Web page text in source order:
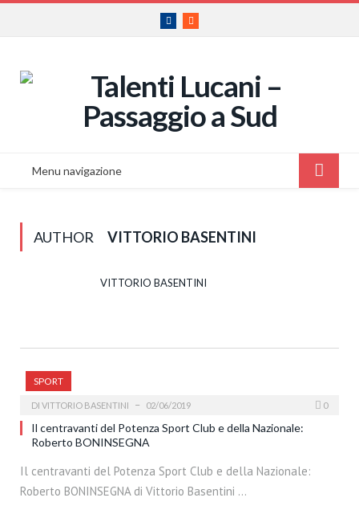
Facebook
RSS
Menu navigazione
AUTHOR VITTORIO BASENTINI
VITTORIO BASENTINI
SPORT
DI VITTORIO BASENTINI 02/06/2019 0
Il centravanti del Potenza Sport Club e della Nazionale:
Roberto BONINSEGNA
Il centravanti del Potenza Sport Club e della Nazionale:
Roberto BONINSEGNA di Vittorio Basentini …